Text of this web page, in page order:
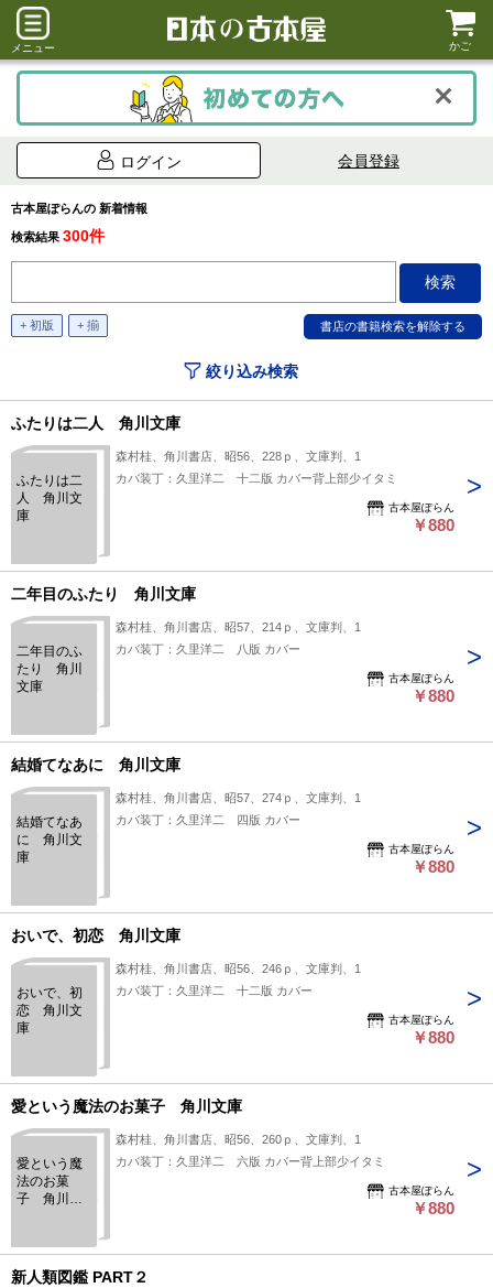
メニュー かご
ログイン 会員登録
古本屋ぽらんの 新着情報
検索結果 300件
+ 初版 + 揃
絞り込み検索
ふたりは二人 角川文庫
ふたりは二
人 角川文
庫
森村桂、角川書店、昭56、228ｐ、文庫判、1
カバ装丁：久里洋二 十二版 カバー背上部少イタミ
古本屋ぽらん
￥880
二年目のふたり 角川文庫
二年目のふ
たり 角川
文庫
森村桂、角川書店、昭57、214ｐ、文庫判、1
カバ装丁：久里洋二 八版 カバー
古本屋ぽらん
￥880
結婚てなあに 角川文庫
結婚てなあ
に 角川文
庫
森村桂、角川書店、昭57、274ｐ、文庫判、1
カバ装丁：久里洋二 四版 カバー
古本屋ぽらん
￥880
おいで、初恋 角川文庫
おいで、初
恋 角川文
庫
森村桂、角川書店、昭56、246ｐ、文庫判、1
カバ装丁：久里洋二 十二版 カバー
古本屋ぽらん
￥880
愛という魔法のお菓子 角川文庫
愛という魔
法のお菓
子 角川文
森村桂、角川書店、昭56、260ｐ、文庫判、1
カバ装丁：久里洋二 六版 カバー背上部少イタミ
古本屋ぽらん
￥880
新人類図鑑 PART２